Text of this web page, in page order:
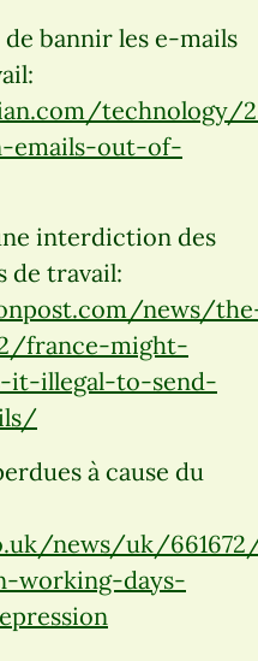
de bannir les e-mails
technology/
emails-out-of-
interdiction des
de travail:
news/
france-might-
it-illegal-to-send-
à cause du
news/uk/
working-days-